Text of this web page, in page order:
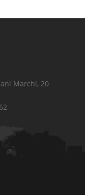
Marchi, 20